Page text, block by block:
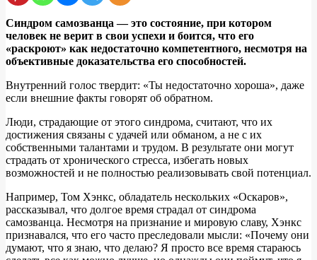
Синдром самозванца — это состояние, при котором
человек не верит в свои успехи и боится, что его
«раскроют» как недостаточно компетентного, несмотря на
объективные доказательства его способностей.
Внутренний голос твердит: «Ты недостаточно хороша», даже
если внешние факты говорят об обратном.
Люди, страдающие от этого синдрома, считают, что их
достижения связаны с удачей или обманом, а не с их
собственными талантами и трудом. В результате они могут
страдать от хронического стресса, избегать новых
возможностей и не полностью реализовывать свой потенциал.
Например, Том Хэнкс, обладатель нескольких «Оскаров»,
рассказывал, что долгое время страдал от синдрома
самозванца. Несмотря на признание и мировую славу, Хэнкс
признавался, что его часто преследовали мысли: «Почему они
думают, что я знаю, что делаю? Я просто все время стараюсь